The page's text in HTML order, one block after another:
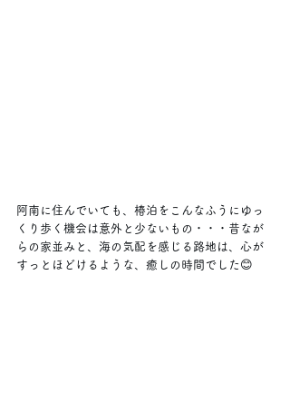
阿南に住んでいても、椿泊をこんなふうにゆっ
くり歩く機会は意外と少ないもの・・・昔なが
らの家並みと、海の気配を感じる路地は、心が
すっとほどけるような、癒しの時間でした😊